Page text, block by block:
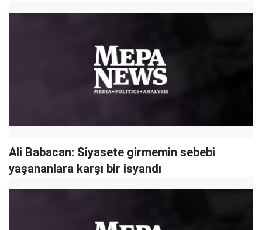
Ali Babacan: Siyasete girmemin sebebi
yaşananlara karşı bir isyandı